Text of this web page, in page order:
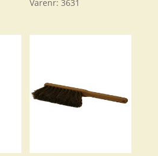
Varenr:3631